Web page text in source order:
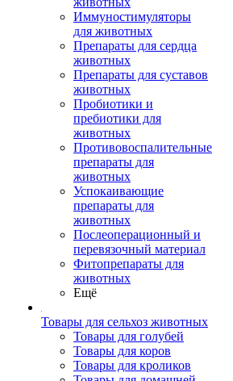
Иммуностимуляторы
для животных
Препараты для сердца
животных
Препараты для суставов
животных
Пробиотики и
пребиотики для
животных
Противовоспалительные
препараты для
животных
Успокаивающие
препараты для
животных
Послеоперационный и
перевязочный материал
Фитопрепараты для
животных
Ещё
Товары для сельхоз животных
Товары для голубей
Товары для коров
Товары для кроликов